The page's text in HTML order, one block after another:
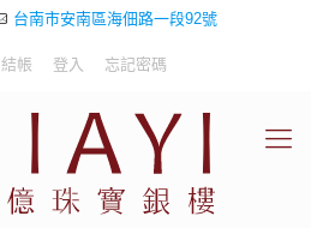
台南市安南區海佃路一段92號
結帳 登入 忘記密碼